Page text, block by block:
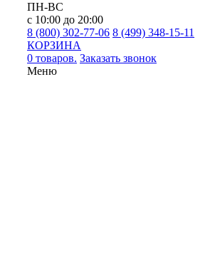
ПН-ВС
с 10:00 до 20:00
8 (800) 302-77-06 8 (499) 348-15-11
КОРЗИНА
0 товаров. Заказать звонок
Меню